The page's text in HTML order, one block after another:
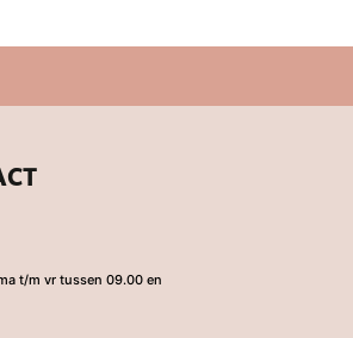
t/m vr tussen 09.00 en